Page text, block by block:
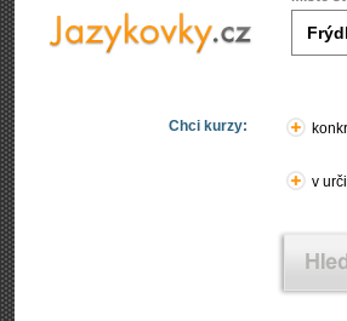
Chci kurzy:
v